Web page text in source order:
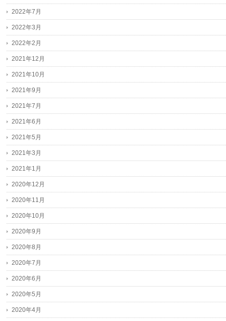
2022年7月
2022年3月
2022年2月
2021年12月
2021年10月
2021年9月
2021年7月
2021年6月
2021年5月
2021年3月
2021年1月
2020年12月
2020年11月
2020年10月
2020年9月
2020年8月
2020年7月
2020年6月
2020年5月
2020年4月